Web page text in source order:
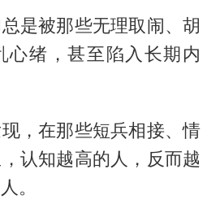
是被那些无理取闹、胡
心绪，甚至陷入长期内
，在那些短兵相接、情
认知越高的人，反而越
。